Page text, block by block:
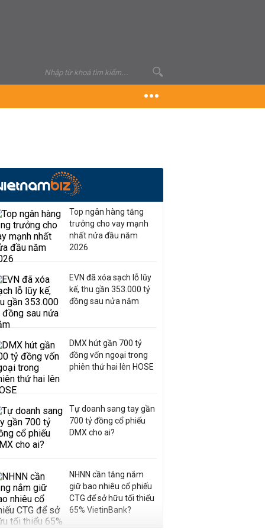
Top ngân hàng tăng
trưởng cho vay mạnh
nhất nửa đầu năm
2026
EVN đã xóa sạch lỗ lũy
kế, thu gần 353.000 tỷ
đồng sau nửa năm
DMX hút gần 700 tỷ
đồng vốn ngoại trong
phiên thứ hai lên HOSE
Tự doanh sang tay gần
700 tỷ đồng cổ phiếu
DMX cho ai?
NHNN cần tăng nắm
giữ bao nhiêu cổ phiếu
CTG để sở hữu tối thiểu
65% VietinBank?